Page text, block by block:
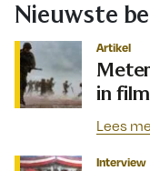
Nieuwste
Artikel
in film
Lees
Interview